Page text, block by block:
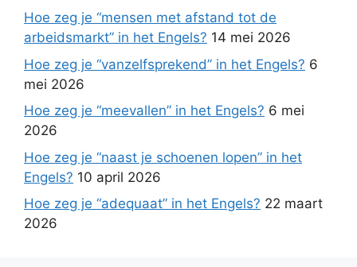
Hoe zeg je “mensen met afstand tot de
arbeidsmarkt” in het Engels? 14 mei 2026
Hoe zeg je “vanzelfsprekend” in het Engels? 6
mei 2026
Hoe zeg je “meevallen” in het Engels? 6 mei
2026
Hoe zeg je “naast je schoenen lopen” in het
Engels? 10 april 2026
Hoe zeg je “adequaat” in het Engels? 22 maart
2026